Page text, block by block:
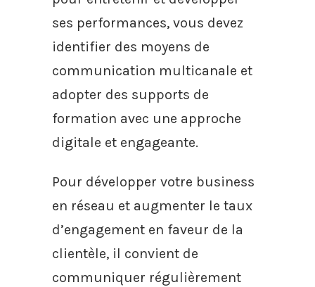
ses performances, vous devez
identifier des moyens de
communication multicanale et
adopter des supports de
formation avec une approche
digitale et engageante.
Pour développer votre business
en réseau et augmenter le taux
d’engagement en faveur de la
clientèle, il convient de
communiquer régulièrement